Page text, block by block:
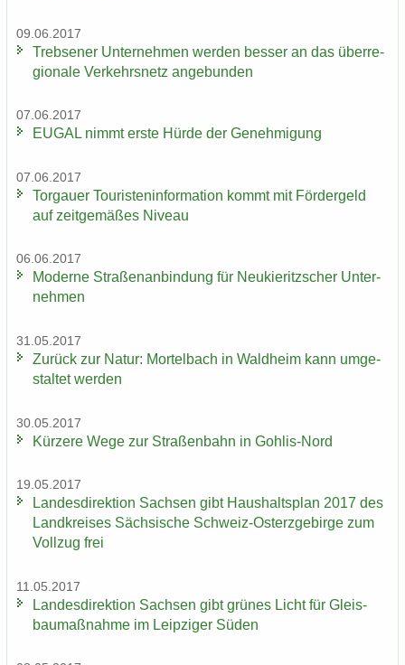
09.06.2017
Trebse­ner Un­ter­neh­men wer­den bes­ser an das über­re­
gio­na­le Ver­kehrs­netz an­ge­bun­den
07.06.2017
EUGAL nimmt erste Hürde der Ge­neh­mi­gung
07.06.2017
Tor­gau­er Tou­ris­ten­in­for­ma­ti­on kommt mit För­der­geld
auf zeit­ge­mä­ßes Ni­veau
06.06.2017
Mo­der­ne Stra­ßen­an­bin­dung für Neu­kie­ritz­scher Un­ter­
neh­men
31.05.2017
Zu­rück zur Natur: Mor­tel­bach in Wald­heim kann um­ge­
stal­tet wer­den
30.05.2017
Kür­ze­re Wege zur Stra­ßen­bahn in Gohlis-​Nord
19.05.2017
Lan­des­di­rek­ti­on Sach­sen gibt Haus­halts­plan 2017 des
Land­krei­ses Säch­si­sche Schweiz-​Osterzgebirge zum
Voll­zug frei
11.05.2017
Lan­des­di­rek­ti­on Sach­sen gibt grü­nes Licht für Gleis­
bau­maß­nah­me im Leip­zi­ger Süden